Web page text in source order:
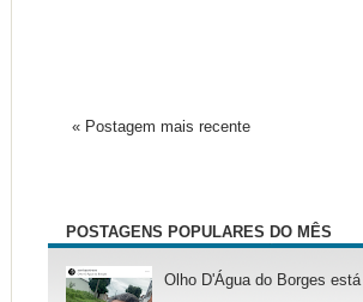
« Postagem mais recente
POSTAGENS POPULARES DO MÊS
Olho D'Água do Borges está